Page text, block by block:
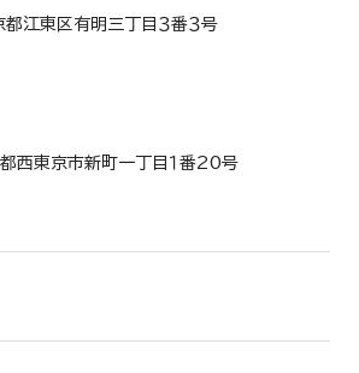
東区有明三丁目３番３号
東京市新町一丁目１番20号